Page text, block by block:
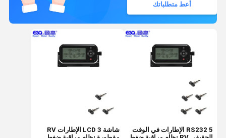
أعط متطلباتك
RS232 5 الإطارات في الوقت
شاشة LCD 3 الإطارات RV